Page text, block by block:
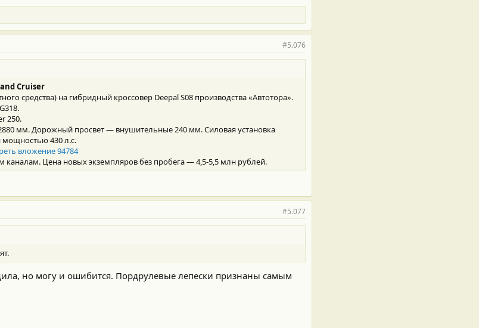
#5.076
Cruiser
средства) на гибридный кроссовер Deepal S08 производства «Автотора».
250.
мм. Дорожный просвет — внушительные 240 мм. Силовая установка
мощностью 430 л.с.
вложение 94784
каналам. Цена новых экземпляров без пробега — 4,5-5,5 млн рублей.
#5.077
но могу и ошибится. Пордрулевые лепески признаны самым